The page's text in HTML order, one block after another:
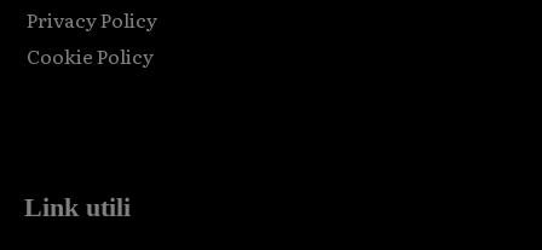
Privacy Policy
Cookie Policy
Link utili